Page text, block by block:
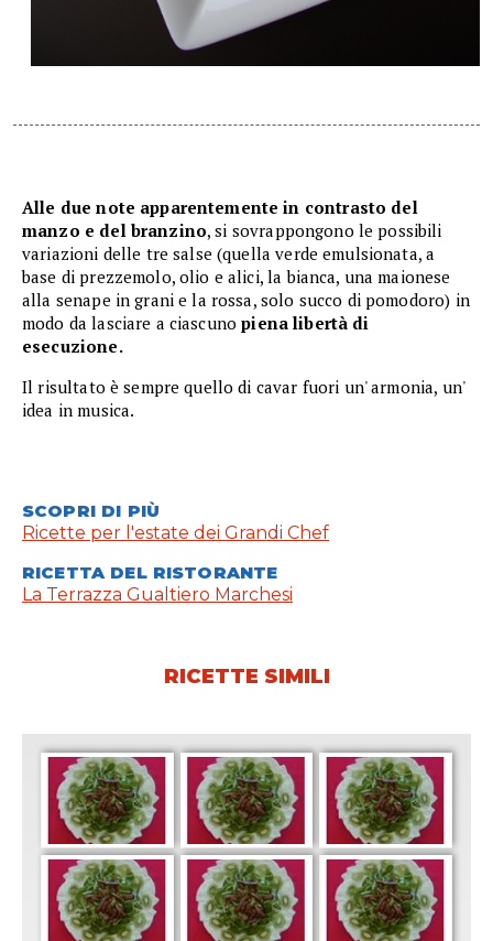
Alle due note apparentemente in contrasto del
manzo e del branzino, si sovrappongono le possibili
variazioni delle tre salse (quella verde emulsionata, a
base di prezzemolo, olio e alici, la bianca, una maionese
alla senape in grani e la rossa, solo succo di pomodoro) in
modo da lasciare a ciascunopiena libertà di
esecuzione.
Il risultato è sempre quello di cavar fuori un' armonia, un'
idea in musica.
SCOPRI DI PIÙ
Ricette per l'estate dei Grandi Chef
RICETTA DEL RISTORANTE
La Terrazza Gualtiero Marchesi
RICETTE SIMILI